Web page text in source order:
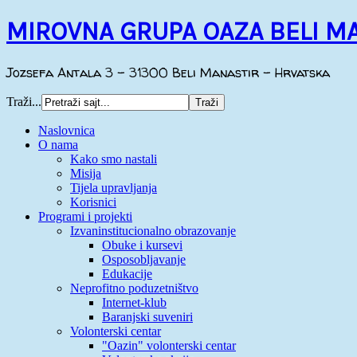
MIROVNA GRUPA OAZA BELI
Jozsefa Antala 3 - 31300 Beli Manastir - Hrvatska
Traži...
Naslovnica
O nama
Kako smo nastali
Misija
Tijela upravljanja
Korisnici
Programi i projekti
Izvaninstitucionalno obrazovanje
Obuke i kursevi
Osposobljavanje
Edukacije
Neprofitno poduzetništvo
Internet-klub
Baranjski suveniri
Volonterski centar
"Oazin" volonterski centar